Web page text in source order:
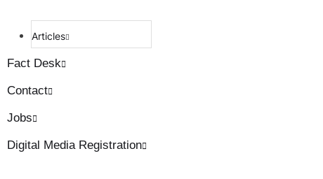
Articles
Fact Desk
Contact
Jobs
Digital Media Registration